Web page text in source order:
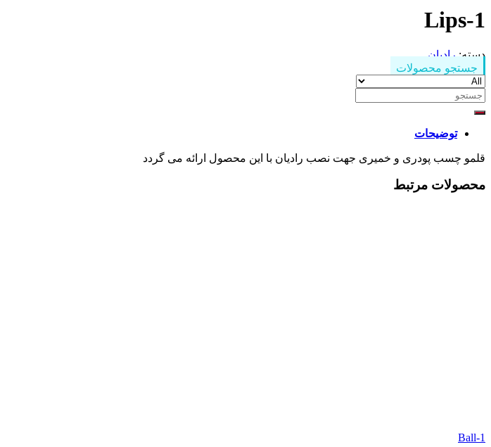
Lips-1
دسته:رادیان
جستجو محصولات
جستجو
توضیحات
قلمو چسب پودری و خمیری جهت نصب رادیان با این محصول ارائه می گردد
محصولات مرتبط
Ball-1